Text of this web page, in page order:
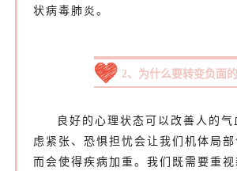
状病毒肺炎。
2、为什么要转变负面
良好的心理状态可以改善人的气
虑紧张、恐惧担忧会让我们机体局部
而会使得疾病加重。我们既需要重